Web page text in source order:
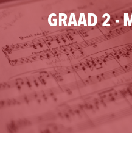
GRAAD 2 -